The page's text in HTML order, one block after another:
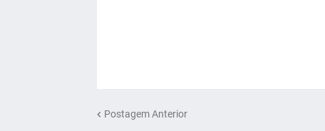
Postagem Anterior